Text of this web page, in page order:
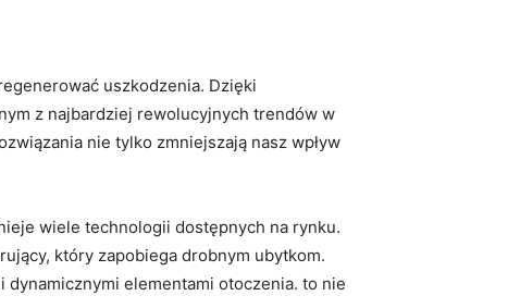
uszkodzenia. Dzięki
z najbardziej rewolucyjnych trendów w
⁣nie ⁤tylko zmniejszają nasz wpływ
wiele technologii dostępnych na rynku.
‍który‍ zapobiega drobnym ubytkom.​
elementami ‍otoczenia. to nie